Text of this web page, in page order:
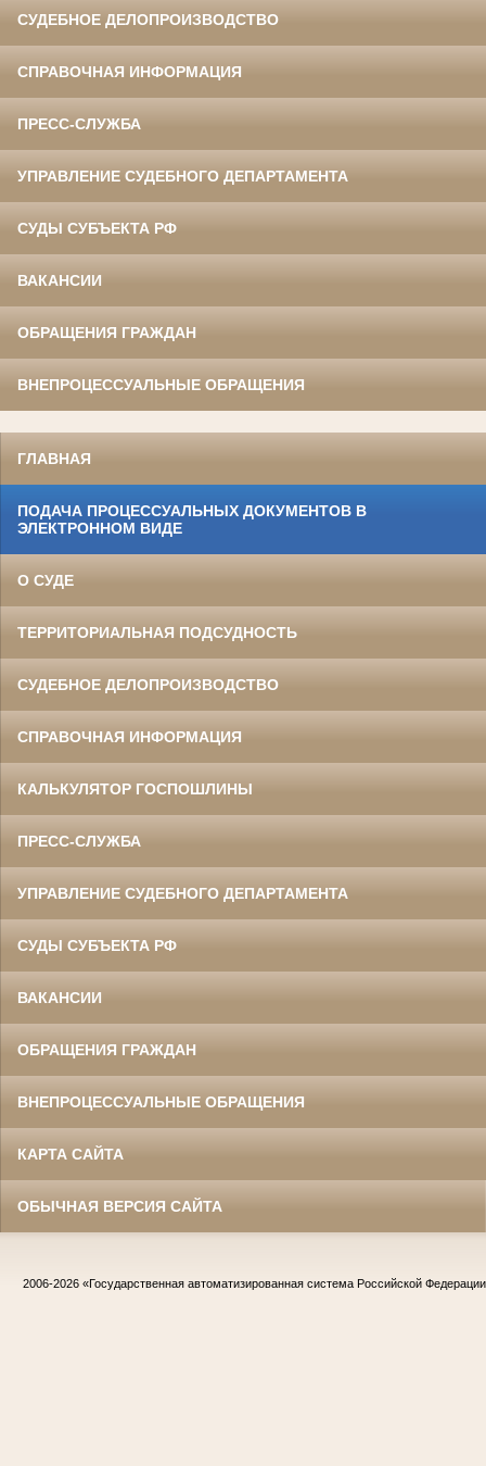
СУДЕБНОЕ ДЕЛОПРОИЗВОДСТВО
СПРАВОЧНАЯ ИНФОРМАЦИЯ
ПРЕСС-СЛУЖБА
УПРАВЛЕНИЕ СУДЕБНОГО ДЕПАРТАМЕНТА
СУДЫ СУБЪЕКТА РФ
ВАКАНСИИ
ОБРАЩЕНИЯ ГРАЖДАН
ВНЕПРОЦЕССУАЛЬНЫЕ ОБРАЩЕНИЯ
ГЛАВНАЯ
ПОДАЧА ПРОЦЕССУАЛЬНЫХ ДОКУМЕНТОВ В
ЭЛЕКТРОННОМ ВИДЕ
О СУДЕ
ТЕРРИТОРИАЛЬНАЯ ПОДСУДНОСТЬ
СУДЕБНОЕ ДЕЛОПРОИЗВОДСТВО
СПРАВОЧНАЯ ИНФОРМАЦИЯ
КАЛЬКУЛЯТОР ГОСПОШЛИНЫ
ПРЕСС-СЛУЖБА
УПРАВЛЕНИЕ СУДЕБНОГО ДЕПАРТАМЕНТА
СУДЫ СУБЪЕКТА РФ
ВАКАНСИИ
ОБРАЩЕНИЯ ГРАЖДАН
ВНЕПРОЦЕССУАЛЬНЫЕ ОБРАЩЕНИЯ
КАРТА САЙТА
ОБЫЧНАЯ ВЕРСИЯ САЙТА
2006-2026 «Государственная автоматизированная система Российской